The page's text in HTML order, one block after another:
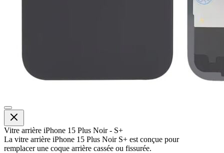
Vitre arrière iPhone 15 Plus Noir - S+
La vitre arrière iPhone 15 Plus Noir S+ est conçue pour
remplacer une coque arrière cassée ou fissurée.